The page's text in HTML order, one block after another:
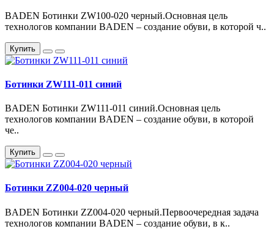
BADEN Ботинки ZW100-020 черный.Основная цель
технологов компании BADEN – создание обуви, в которой ч..
Купить
Ботинки ZW111-011 синий
BADEN Ботинки ZW111-011 синий.Основная цель
технологов компании BADEN – создание обуви, в которой
че..
Купить
Ботинки ZZ004-020 черный
BADEN Ботинки ZZ004-020 черный.Первоочередная задача
технологов компании BADEN – создание обуви, в к..